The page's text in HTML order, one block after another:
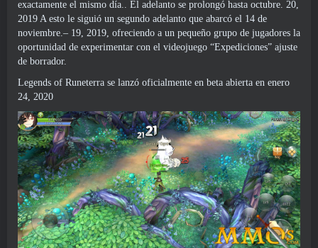
exactamente el mismo día.. El adelanto se prolongó hasta octubre. 20,
2019 A esto le siguió un segundo adelanto que abarcó el 14 de
noviembre.– 19, 2019, ofreciendo a un pequeño grupo de jugadores la
oportunidad de experimentar con el videojuego “Expediciones” ajuste
de borrador.
Legends of Runeterra se lanzó oficialmente en beta abierta en enero
24, 2020